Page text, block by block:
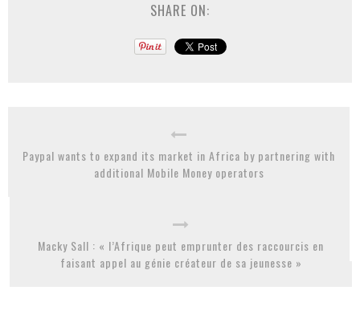
SHARE ON:
Paypal wants to expand its market in Africa by partnering with
additional Mobile Money operators
Macky Sall : « l’Afrique peut emprunter des raccourcis en
faisant appel au génie créateur de sa jeunesse »